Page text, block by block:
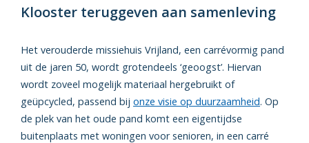
Klooster teruggeven aan samenleving
Het verouderde missiehuis Vrijland, een carrévormig pand
uit de jaren 50, wordt grotendeels ‘geoogst’. Hiervan
wordt zoveel mogelijk materiaal hergebruikt of
geüpcycled, passend bij onze visie op duurzaamheid. Op
de plek van het oude pand komt een eigentijdse
buitenplaats met woningen voor senioren, in een carré